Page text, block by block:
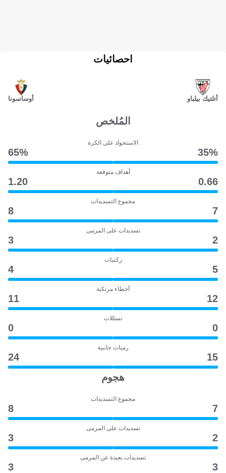
أتلتيك بيلباو
احصائيات
أوساسونا
المُلخص
الاستحواذ على الكرة
35‎%‎
65‎%‎
أهداف متوقعة
0.66
1.20
مجموع التسديدات
7
8
تسديدات على المرمى
2
3
ركنيات
5
4
أخطاء مرتكبة
12
11
تسللات
0
0
رميات جانبية
15
24
هجوم
مجموع التسديدات
7
8
تسديدات على المرمى
2
3
تسديدات بعيدة عن المرمى
3
3